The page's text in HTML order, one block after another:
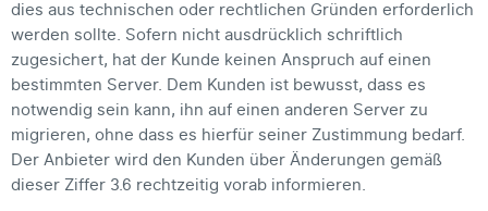
dies aus technischen oder rechtlichen Gründen erforderlich
werden sollte. Sofern nicht ausdrücklich schriftlich
zugesichert, hat der Kunde keinen Anspruch auf einen
bestimmten Server. Dem Kunden ist bewusst, dass es
notwendig sein kann, ihn auf einen anderen Server zu
migrieren, ohne dass es hierfür seiner Zustimmung bedarf.
Der Anbieter wird den Kunden über Änderungen gemäß
dieser Ziffer 3.6 rechtzeitig vorab informieren.